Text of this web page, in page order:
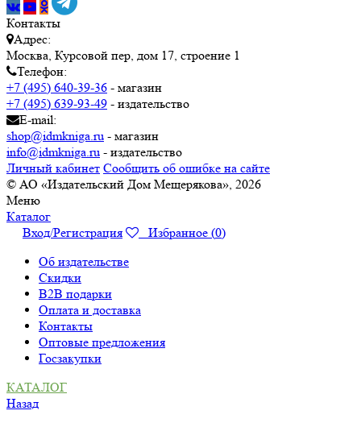
Контакты
Адрес:
Москва, Курсовой пер, дом 17, строение 1
Телефон:
+7 (495) 640-39-36 - магазин
+7 (495) 639-93-49 - издательство
E-mail:
shop@idmkniga.ru - магазин
info@idmkniga.ru - издательство
Личный кабинет Сообщить об ошибке на сайте
© АО «Издательский Дом Мещерякова», 2026
Меню
Каталог
Вход/Регистрация
Избранное (0)
Об издательстве
Скидки
B2B подарки
Оплата и доставка
Контакты
Оптовые предложения
Госзакупки
КАТАЛОГ
Назад